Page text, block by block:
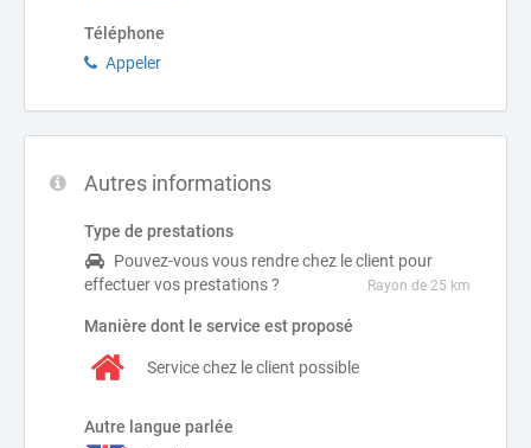
Téléphone
Appeler
Autres informations
Type de prestations
Pouvez-vous vous rendre chez le client pour
effectuer vos prestations ?
Rayon de 25 km
Manière dont le service est proposé
Service chez le client possible
Autre langue parlée